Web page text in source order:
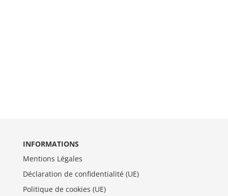
INFORMATIONS
Mentions Légales
Déclaration de confidentialité (UE)
Politique de cookies (UE)